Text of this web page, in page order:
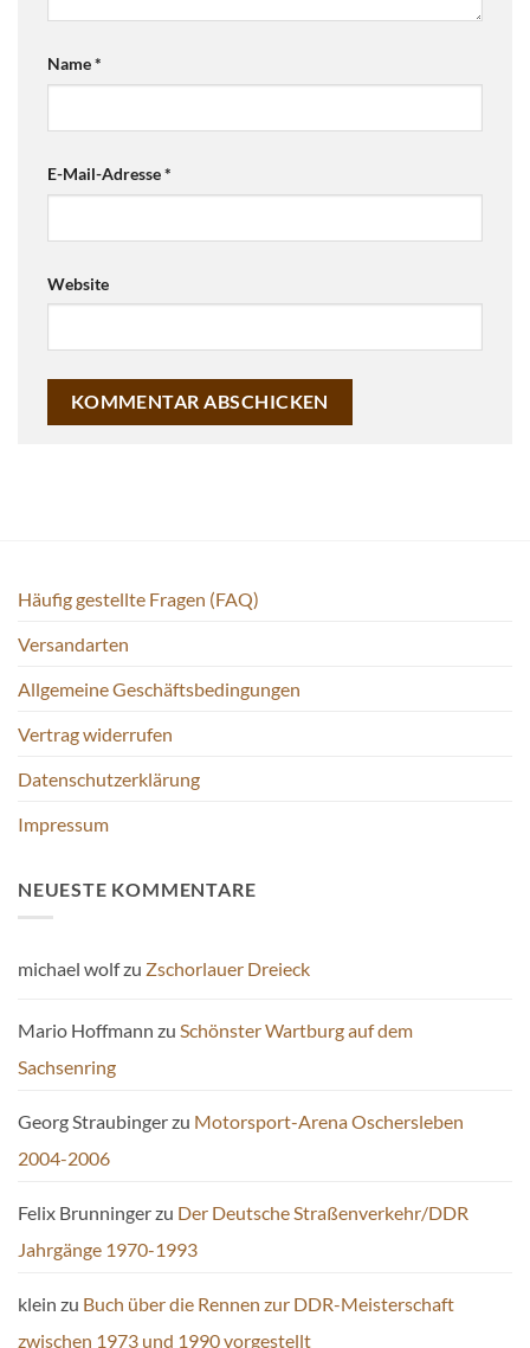
Name*
E-Mail-Adresse*
Website
Häufig gestellte Fragen (FAQ)
Versandarten
Allgemeine Geschäftsbedingungen
Vertrag widerrufen
Datenschutzerklärung
Impressum
NEUESTE KOMMENTARE
michael wolfzu Zschorlauer Dreieck
Mario Hoffmann zu Schönster Wartburg auf dem
Sachsenring
Georg Straubingerzu Motorsport-Arena Oschersleben
2004-2006
Felix Brunningerzu Der Deutsche Straßenverkehr/DDR
Jahrgänge 1970-1993
klein zu Buch über die Rennen zur DDR-Meisterschaft
zwischen 1973 und 1990 vorgestellt